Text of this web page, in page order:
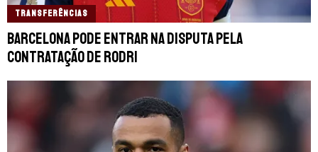
TRANSFERÊNCIAS
Barcelona pode entrar na disputa pela
contratação de Rodri